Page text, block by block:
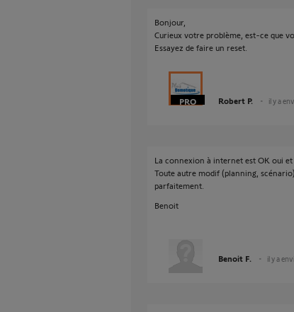
Bonjour,
Curieux votre problème, est-ce que
Essayez de faire un reset.
Robert P. il y a
La connexion à internet est OK oui
Toute autre modif (planning,
parfaitement.
Benoit
Benoit F. il y a